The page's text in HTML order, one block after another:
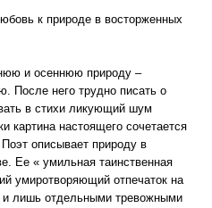
к природе в восторженных
и осеннюю природу –
него трудно писать о
в стихи ликующий шум
картина настоящего сочетается
описывает природу в
Ее « умильная таинственная
умиротворяющий отпечаток на
и лишь отдельными тревожными